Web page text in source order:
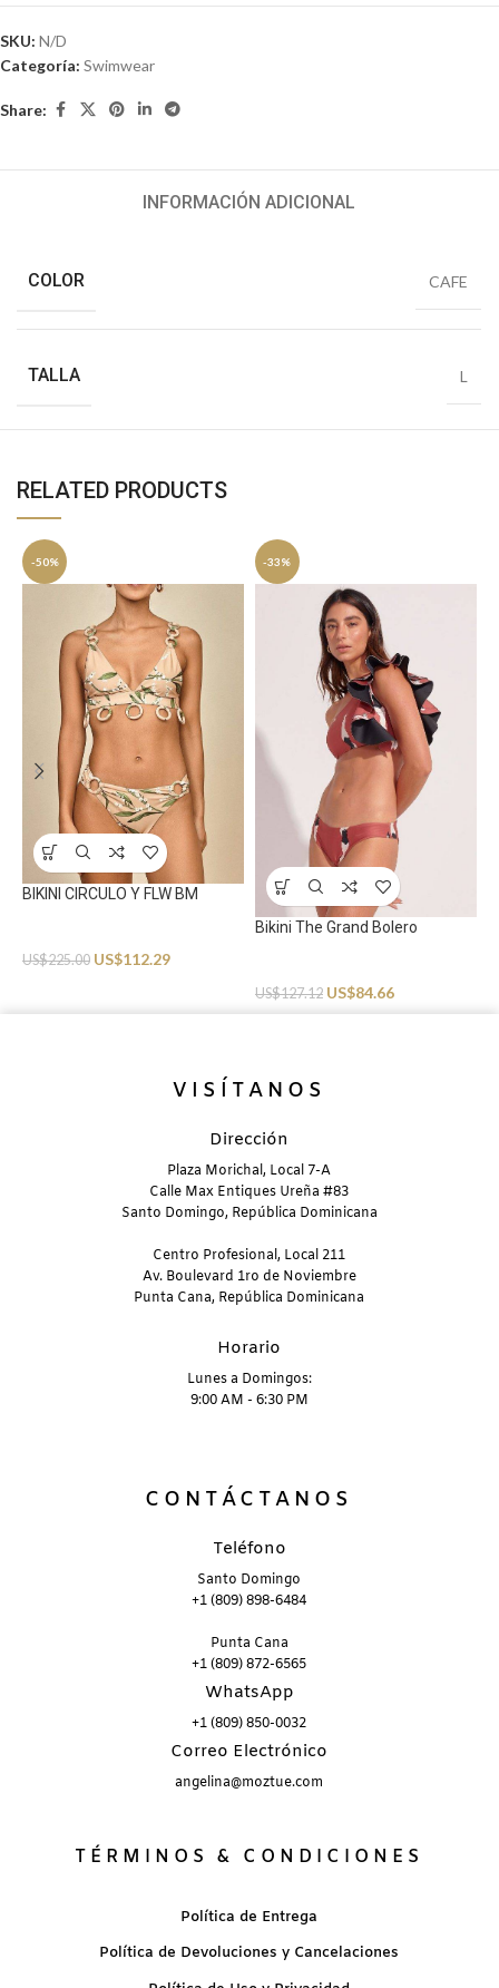
SKU: N/D
Categoría: Swimwear
Share:
INFORMACIÓN ADICIONAL
COLOR CAFE
TALLA L
RELATED PRODUCTS
-50%
BIKINI CIRCULO Y FLW BM
US$225.00 US$112.29
-33%
Bikini The Grand Bolero
US$127.12 US$84.66
VISÍTANOS
Dirección
Plaza Morichal, Local 7-A
Calle Max Entiques Ureña #83
Santo Domingo, República Dominicana
Centro Profesional, Local 211
Av. Boulevard 1ro de Noviembre
Punta Cana, República Dominicana
Horario
Lunes a Domingos:
9:00 AM - 6:30 PM
CONTÁCTANOS
Teléfono
Santo Domingo
+1 (809) 898-6484
Punta Cana
+1 (809) 872-6565
WhatsApp
+1 (809) 850-0032
Correo Electrónico
angelina@moztue.com
TÉRMINOS & CONDICIONES
Política de Entrega
Política de Devoluciones y Cancelaciones